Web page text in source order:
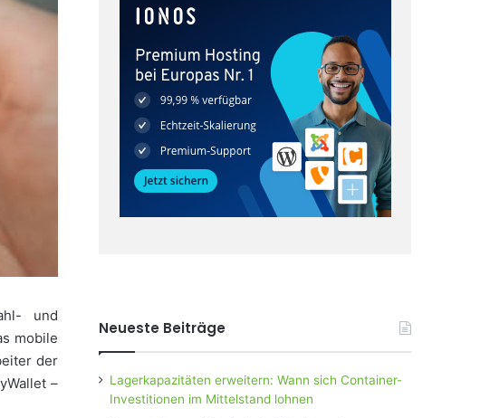
und
mobile
der
–
Neueste Beiträge
Lagerkapazitäten erweitern: Wann sich Container-
Investitionen im Mittelstand lohnen